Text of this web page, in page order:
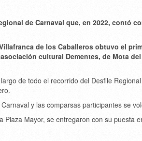
de Carnaval que, en 2022, contó
de los Caballeros obtuvo el
cultural Dementes, de Mota
de todo el recorrido del Desfile
y las comparsas participantes se
Mayor, se entregaron con su puesta